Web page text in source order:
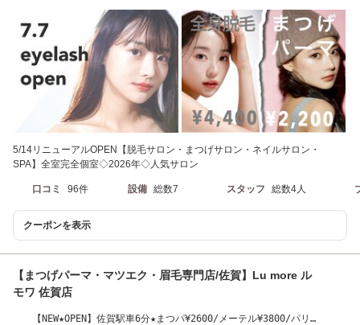
5/14リニューアルOPEN【脱毛サロン・まつげサロン・ネイルサロン・
SPA】全室完全個室◇2026年◇人気サロン
口コミ 96件 設備 総数7 スタッフ 総数4人
クーポンを表示
【まつげパーマ・マツエク・眉毛専門店/佐賀】Lu more ル
モワ 佐賀店
【NEW★OPEN】佐賀駅車6分★まつパ¥2600/メーテル¥3800/パリ